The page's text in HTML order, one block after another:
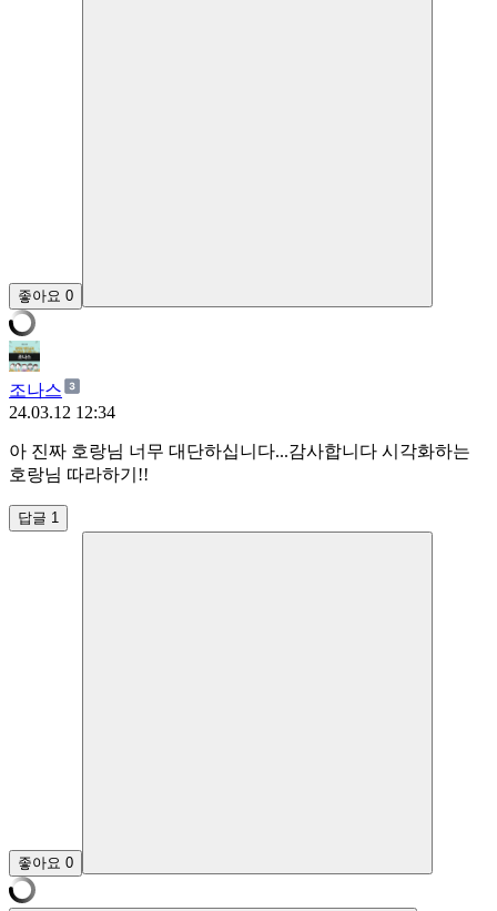
좋아요 0
조나스
24.03.12 12:34
아 진짜 호랑님 너무 대단하십니다...감사합니다 시각화하는
호랑님 따라하기!!
답글 1
좋아요 0